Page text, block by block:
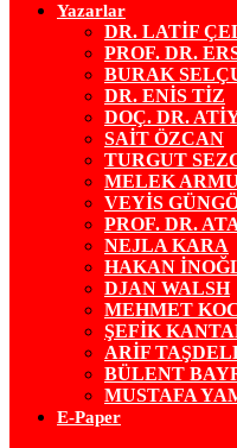
Yazarlar
DR. LATİF
PROF. DR.
BURAK
DR. ENİS TİZ
DOÇ. DR.
SAİT ÖZCAN
TURGUT
MELEK
VEYİS
PROF. DR.
NEJLA KARA
HAKAN
DJAN WALSH
MEHMET
ŞEFİK
ARİF
BÜLENT
MUSTAFA
E-Paper